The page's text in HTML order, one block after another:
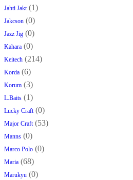
Jahti Jakt (1)
Jakcson (0)
Jazz Jig (0)
Kahara (0)
Keitech (214)
Korda (6)
Korum (3)
L.Baits (1)
Lucky Craft (0)
Major Craft (53)
Manns (0)
Marco Polo (0)
Maria (68)
Marukyu (0)